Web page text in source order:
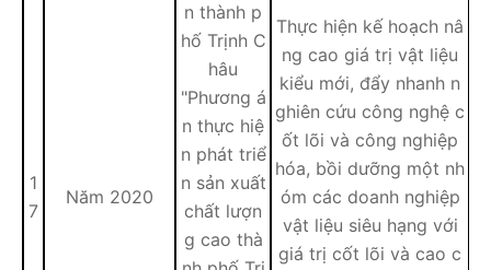
1
7
Năm 2020
n thành p
hố Trịnh C
hâu
"Phương á
n thực hiệ
n phát triể
n sản xuất
chất lượn
g cao thà
Thực hiện kế hoạch nâ
ng cao giá trị vật liệu
kiểu mới, đẩy nhanh n
ghiên cứu công nghệ c
ốt lõi và công nghiệp
hóa, bồi dưỡng một nh
óm các doanh nghiệp
vật liệu siêu hạng với
giá trị cốt lõi và cao c